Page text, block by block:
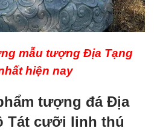
mẫu tượng Địa Tạng
hiện nay
tượng đá Địa
Tát cưỡi linh thú